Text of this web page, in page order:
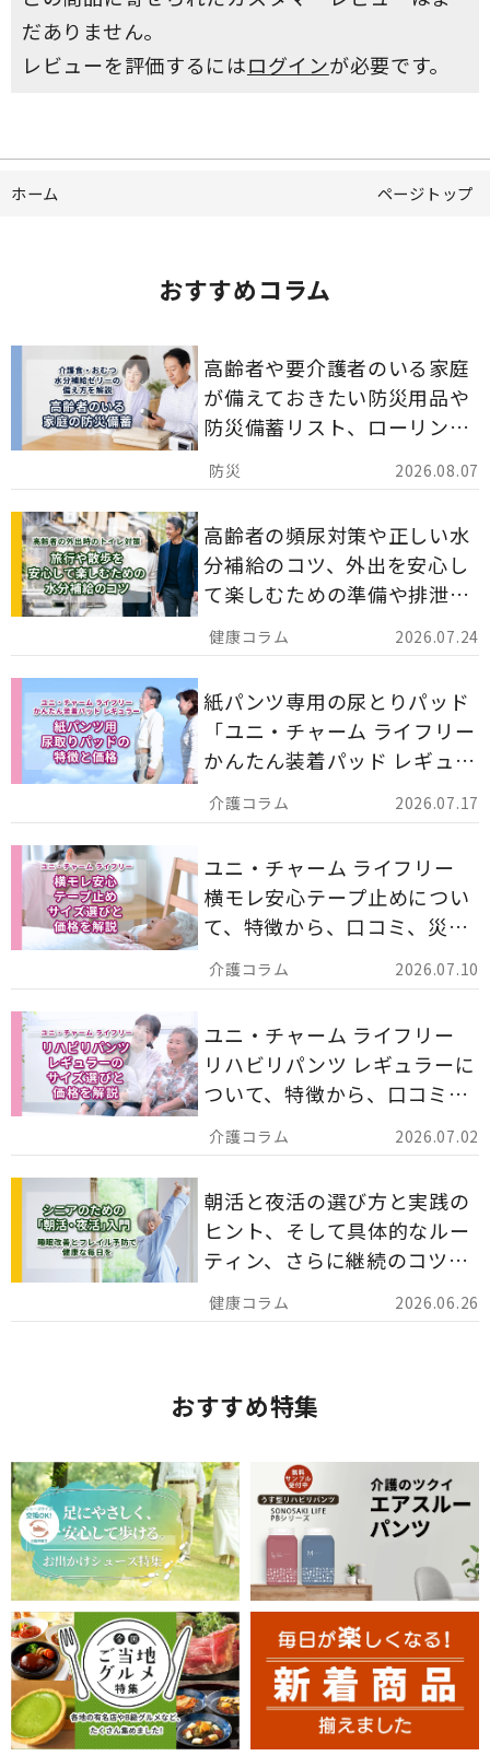
だありません。
レビューを評価するにはログインが必要です。
ホーム ページトップ
おすすめコラム
2026.08.07
高齢者や要介護者のいる家庭
が備えておきたい防災用品や
防災備蓄リスト、ローリング
ストックのポイントについて
解説します。
2026.07.24
高齢者の頻尿対策や正しい水
分補給のコツ、外出を安心し
て楽しむための準備や排泄ケ
ア用品の選び方を解説しま
す。
2026.07.17
紙パンツ専用の尿とりパッド
「ユニ・チャーム ライフリー
かんたん装着パッド レギュラ
ー 計162枚」について解説し
ます。
2026.07.10
ユニ・チャーム ライフリー
横モレ安心テープ止めについ
て、特徴から、口コミ、災害
備蓄としての活用法まで分か
りやすく解説します。
2026.07.02
ユニ・チャーム ライフリー
リハビリパンツ レギュラーに
ついて、特徴から、口コミ、
災害備蓄としての活用法まで
分かりやすく解説します。
2026.06.26
朝活と夜活の選び方と実践の
ヒント、そして具体的なルー
ティン、さらに継続のコツま
でを詳しくご紹介します。
おすすめ特集